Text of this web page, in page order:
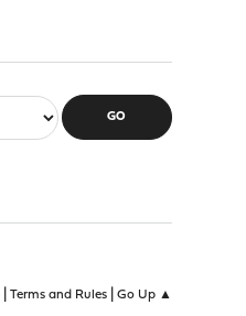
| Terms and Rules| Go Up ▲